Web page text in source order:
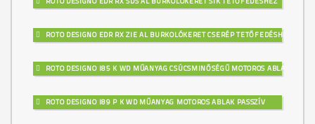
ROTO DESIGNO EDR RX ZIE AL BURKOLÓKERET CSERÉP TETŐFEDÉSHEZ
ROTO DESIGNO I85 K WD MŰANYAG CSÚCSMINŐSÉGŰ MOTOROS ABLAK
ROTO DESIGNO I89 P K WD MŰANYAG MOTOROS ABLAK PASSZÍV